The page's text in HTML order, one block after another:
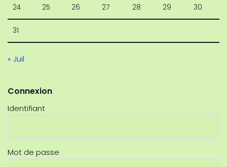
24 25 26 27 28 29 30
31
« Juil
Connexion
Identifiant
Mot de passe